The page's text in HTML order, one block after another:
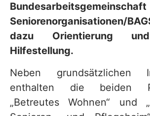
Seniorenorganisationen/
dazu Orientierung
Hilfestellung.
Neben grundsätzlichen
enthalten die beiden
„Betreutes Wohnen“ und